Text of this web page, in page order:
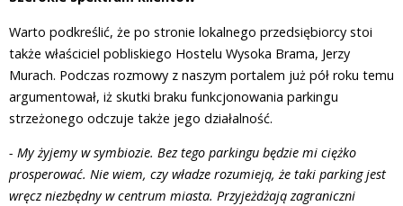
Warto podkreślić, że po stronie lokalnego przedsiębiorcy stoi
także właściciel pobliskiego Hostelu Wysoka Brama, Jerzy
Murach. Podczas rozmowy z naszym portalem już pół roku temu
argumentował, iż skutki braku funkcjonowania parkingu
strzeżonego odczuje także jego działalność.
- My żyjemy w symbiozie. Bez tego parkingu będzie mi ciężko
prosperować. Nie wiem, czy władze rozumieją, że taki parking jest
wręcz niezbędny w centrum miasta. Przyjeżdżają zagraniczni